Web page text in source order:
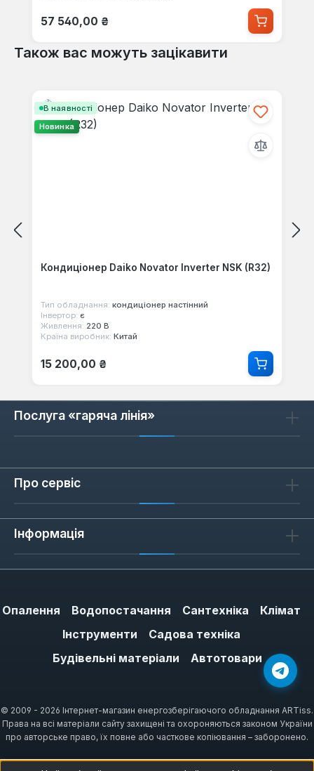
Звичайна ціна:
57 540,00 ₴
Також вас можуть зацікавити
В наявності
Новинка
Кондиціонер Daiko Novator Inverter NSK (R32)
Тип обладнання: кондиціонер настінний
Інвертор: є
Живлення: 220 В
Країна виробник: Китай
Звичайна ціна:
15 200,00 ₴
Послуга «гаряча лінія»
Про сервіс
Інформація
Опалення Водопостачання Сантехніка
Клімат
Інструменти
Садова техніка
Будівельні матеріали
Автотовари
© 2009 - 2026 Інтернет-магазин енергозберігаючого обладнання ARTiss.
Права на всі матеріали сайту захищені та охороняються законом України
про авторське право, їх повне або часткове копіювання – заборонено.